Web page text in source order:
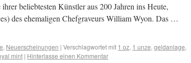
beliebtesten Künstler aus 200 Jahren ins Heute,
des ehemaligen Chefgraveurs William Wyon. Das …
, Neuerscheinungen | Verschlagwortet mit 1 oz, 1 unze, geldanlage,
mint | Hinterlasse einen Kommentar